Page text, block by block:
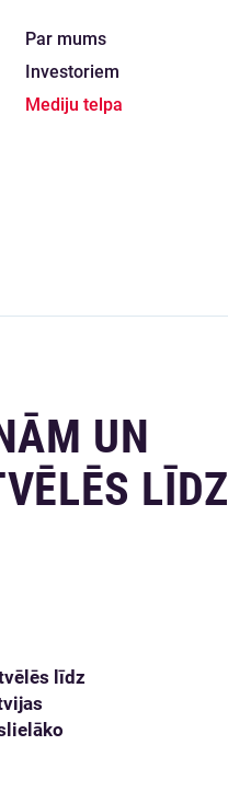
Par mums
Investoriem
Mediju telpa
UN
LĪDZ
līdz